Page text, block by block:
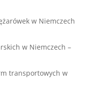
w Niemczech
w Niemczech –
transportowych w